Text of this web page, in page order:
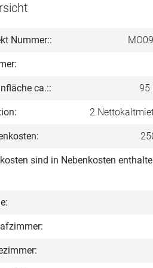
Nummer::
ca.:: 95
2
sind in Nebenkosten